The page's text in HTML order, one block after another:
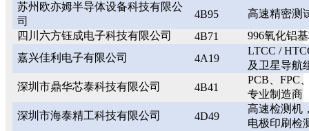
苏州欧亦姆半导体设备科技有限公
司
4B95
高速精密测
四川六方钰成电子科技有限公司
4B71
996氧化铝
嘉兴佳利电子有限公司
4A19
LTCC /
及卫星导航
深圳市鼎华芯泰科技有限公司
4B41
PCB、FPC
专业制造商
深圳市海泰精工科技有限公司
4D49
高速检测机
电极印刷检